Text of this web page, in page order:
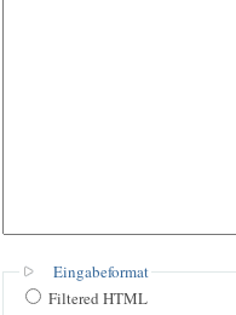
Eingabeformat
Filtered HTML